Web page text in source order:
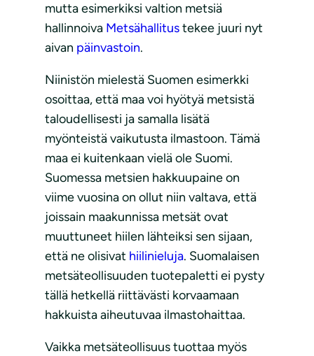
mutta esimerkiksi valtion metsiä
hallinnoiva Metsähallitustekee juuri nyt
aivan päinvastoin.
Niinistön mielestä Suomen esimerkki
osoittaa, että maa voi hyötyä metsistä
taloudellisesti ja samalla lisätä
myönteistä vaikutusta ilmastoon. Tämä
maa ei kuitenkaan vielä ole Suomi.
Suomessa metsien hakkuupaine on
viime vuosina on ollut niin valtava, että
joissain maakunnissa metsät ovat
muuttuneet hiilen lähteiksi sen sijaan,
että ne olisivat hiilinieluja. Suomalaisen
metsäteollisuuden tuotepaletti ei pysty
tällä hetkellä riittävästi korvaamaan
hakkuista aiheutuvaa ilmastohaittaa.
Vaikka metsäteollisuus tuottaa myös